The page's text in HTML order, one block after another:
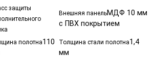
защиты
Внешняя панельМДФ 10 мм
с ПВХ покрытием
полотна110
Толщина стали полотна1,4
мм